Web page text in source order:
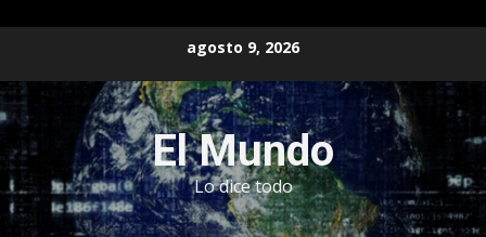
contenido
agosto 9, 2026
El Mundo
Lo dice todo